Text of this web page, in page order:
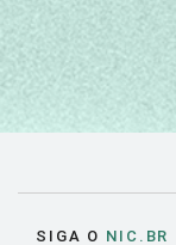
SIGA O NIC.BR